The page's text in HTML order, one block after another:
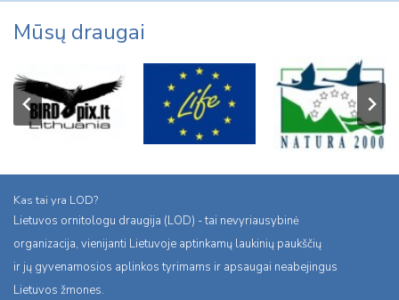
Mūsų draugai
Kas tai yra LOD?
Lietuvos ornitologu draugija (LOD) - tai nevyriausybinė
organizacija, vienijanti Lietuvoje aptinkamų laukinių paukščių
ir jų gyvenamosios aplinkos tyrimams ir apsaugai neabejingus
Lietuvos žmones.